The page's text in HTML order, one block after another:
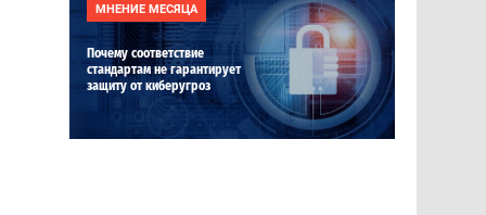
МНЕНИЕ МЕСЯЦА
Почему соответствие
стандартам не гарантирует
защиту от киберугроз